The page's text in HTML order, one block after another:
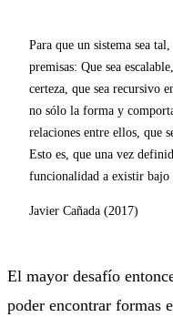
Para que un sistema sea
premisas: Que sea
certeza, que sea recursivo
no sólo la forma y
relaciones entre ellos, que
Esto es, que una vez
funcionalidad a existir bajo
Javier Cañada (2017)
El mayor desafío
poder encontrar formas